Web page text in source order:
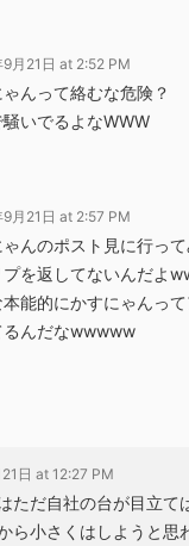
月21日 at 2:52 PM
んって絡むな危険？
いでるよなWWW
月21日 at 2:57 PM
んのポスト見に行って
プを返してないんだよ
能的にかすにゃんっ
るんだなwwwww
日 at 12:27 PM
ただ自社の台が目立て
ら小さくはしようと思